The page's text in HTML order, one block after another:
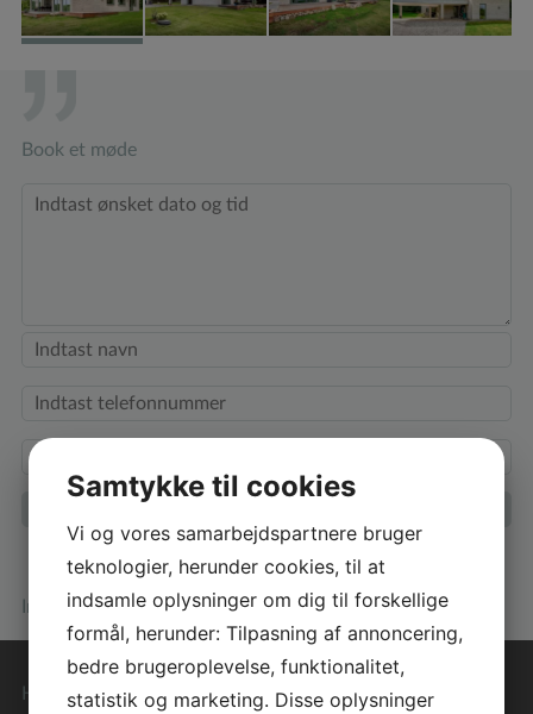
Book et møde
Info om huset
Hurtige genveje
Samtykke til cookies
Vi og vores samarbejdspartnere bruger
teknologier, herunder cookies, til at
indsamle oplysninger om dig til forskellige
formål, herunder: Tilpasning af annoncering,
bedre brugeroplevelse, funktionalitet,
statistik og marketing. Disse oplysninger